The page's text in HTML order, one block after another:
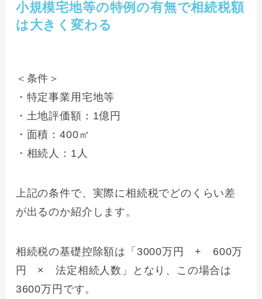
小規模宅地等の特例の有無で相続税額
は大きく変わる
＜条件＞
・特定事業用宅地等
・土地評価額：1億円
・面積：400㎡
・相続人：1人
上記の条件で、実際に相続税でどのくらい差
が出るのか紹介します。
相続税の基礎控除額は「3000万円 + 600万
円 × 法定相続人数」となり、この場合は
3600万円です。